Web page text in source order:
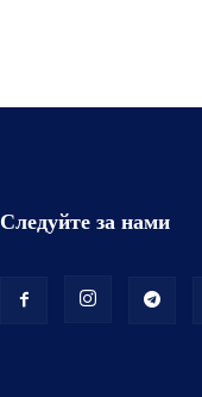
Следуйте за нами